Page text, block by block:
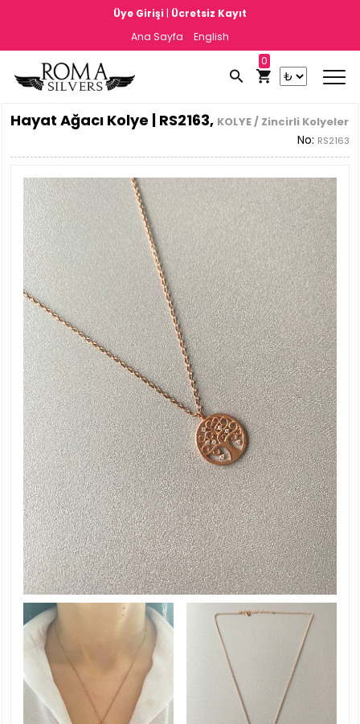
Üye Girişi | Ücretsiz Kayıt
Ana Sayfa
English
0
Hayat Ağacı Kolye | RS2163, KOLYE / Zincirli Kolyeler
No: RS2163